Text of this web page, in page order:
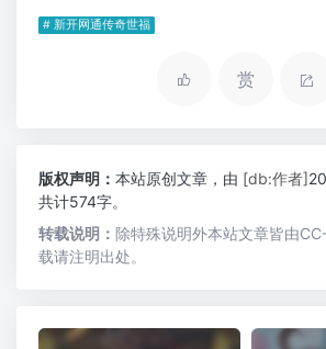
# 新开网通传奇世福
赏
版权声明： 本站原创文章，由 [db:作者]
共计574字。
转载说明： 除特殊说明外本站文章皆由
载请注明出处。